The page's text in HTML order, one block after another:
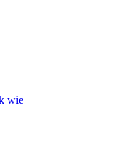
wie